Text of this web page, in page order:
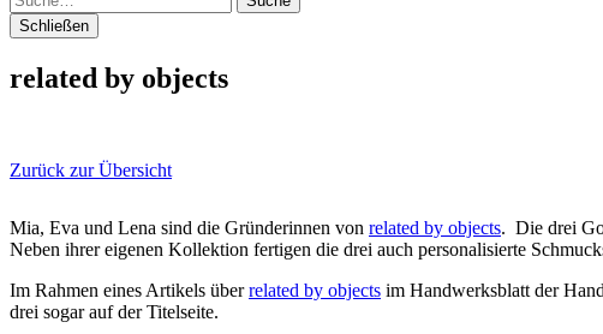
Schließen
related by objects
Zurück zur Übersicht
Mia, Eva und Lena sind die Gründerinnen von related by objects. Die drei
Neben ihrer eigenen Kollektion fertigen die drei auch personalisierte
Im Rahmen eines Artikels überrelated by objects im Handwerksblatt der
drei sogar auf der Titelseite.